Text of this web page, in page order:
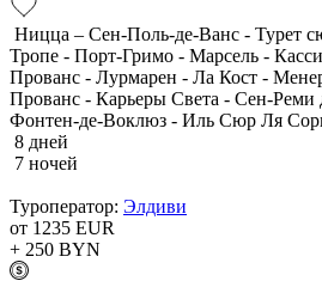
Ницца – Сен-Поль-де-Ванс - Турет
Тропе - Порт-Гримо - Марсель -
Прованс - Лурмарен - Ла Кост -
Прованс - Карьеры Света - Сен-
Фонтен-де-Воклюз - Иль Сюр Ля
8 дней
7 ночей
Туроператор: Элдиви
от 1235 EUR
+ 250 BYN